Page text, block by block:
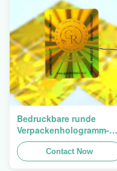
Bedruckbare runde
Verpackenhologramm-
ursprünglicher
Aufkleber-ganz
eigenhändig geschriebe
Contact Now